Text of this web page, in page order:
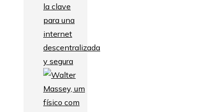
la clave
para una
internet
descentralizada
y segura